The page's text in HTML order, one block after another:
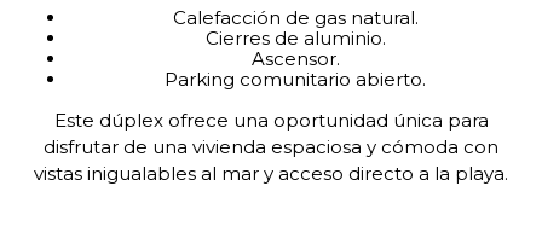
Calefacción de gas natural.
Cierres de aluminio.
Ascensor.
Parking comunitario abierto.
Este dúplex ofrece una oportunidad única para
disfrutar de una vivienda espaciosa y cómoda con
vistas inigualables al mar y acceso directo a la playa.